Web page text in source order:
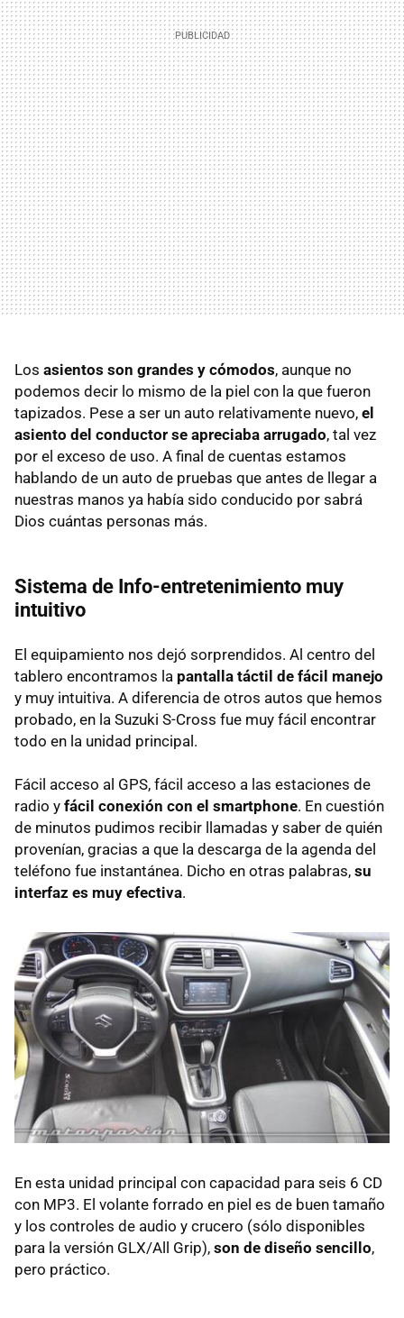
Los asientos son grandes y cómodos, aunque no
podemos decir lo mismo de la piel con la que fueron
tapizados. Pese a ser un auto relativamente nuevo, el
asiento del conductor se apreciaba arrugado, tal vez
por el exceso de uso. A final de cuentas estamos
hablando de un auto de pruebas que antes de llegar a
nuestras manos ya había sido conducido por sabrá
Dios cuántas personas más.
Sistema de Info-entretenimiento muy
intuitivo
El equipamiento nos dejó sorprendidos. Al centro del
tablero encontramos la pantalla táctil de fácil manejo
y muy intuitiva. A diferencia de otros autos que hemos
probado, en la Suzuki S-Cross fue muy fácil encontrar
todo en la unidad principal.
Fácil acceso al GPS, fácil acceso a las estaciones de
radio y fácil conexión con el smartphone. En cuestión
de minutos pudimos recibir llamadas y saber de quién
provenían, gracias a que la descarga de la agenda del
teléfono fue instantánea. Dicho en otras palabras, su
interfaz es muy efectiva.
En esta unidad principal con capacidad para seis 6 CD
con MP3. El volante forrado en piel es de buen tamaño
y los controles de audio y crucero (sólo disponibles
para la versión GLX/All Grip), son de diseño sencillo,
pero práctico.